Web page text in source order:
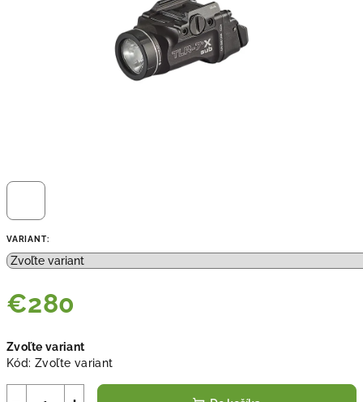
VARIANT:
€280
cena:
Zvoľte variant
Kód: Zvoľte variant